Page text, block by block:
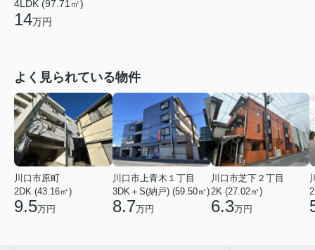
4LDK (97.71㎡)
14万円
よく見られている物件
川口市原町
2DK (43.16㎡)
9.5万円
川口市上青木１丁目
3DK＋S(納戸) (59.50㎡)
8.7万円
川口市芝下２丁目
2K (27.02㎡)
6.3万円